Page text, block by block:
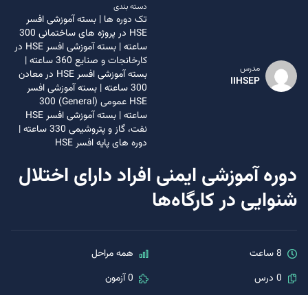
مدرس
IIHSEP
دسته بندی
تک دوره ها | بسته آموزشی افسر
HSE در پروژه های ساختمانی 300
ساعته|
بسته آموزشی افسر HSE در
کارخانجات و صنایع 360 ساعته
|
بسته آموزشی افسر HSE در معادن
300 ساعته
| بسته آموزشی افسر
HSE عمومی (General) 300
ساعته|
بسته آموزشی افسر HSE
نفت، گاز و پتروشیمی 330 ساعته
|
دوره های پایه افسر HSE
دوره آموزشی ایمنی افراد دارای اختلال
شنوایی در کارگاه‌ها
8 ساعت
همه مراحل
0 درس
0 آزمون